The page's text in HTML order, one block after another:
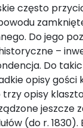
często
Do jego
–
Do
opisy gości
opisy
jeszcze
(do r.